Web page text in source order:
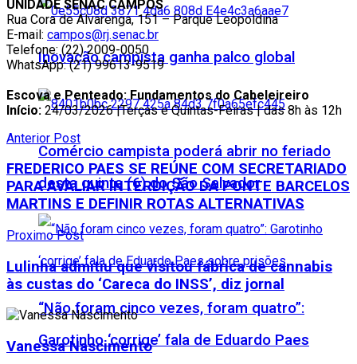
Inovação campista ganha palco global
Comércio campista poderá abrir no feriado
desta quinta (6) do São Salvador
“Não foram cinco vezes, foram quatro”:
Garotinho ‘corrige’ fala de Eduardo Paes
UNIDADE SENAC CAMPOS
Rua Cora de Alvarenga, 151 – Parque Leopoldina
E-mail: campos@rj.senac.br
Telefone: (22) 2009-0050
WhatsApp: (21) 99613-9519
Escova e Penteado: Fundamentos do Cabeleireiro
Início: 24/03/2026 |Terças e Quintas-Feiras | das 8h às 12h
Anterior Post
FREDERICO PAES SE REÚNE COM SECRETARIADO
PARA AVALIAR INTERDIÇÃO DA PONTE BARCELOS
MARTINS E DEFINIR ROTAS ALTERNATIVAS
Proximo Post
Lulinha admitiu que visitou fábrica de cannabis
às custas do ‘Careca do INSS’, diz jornal
Vanessa Nascimento